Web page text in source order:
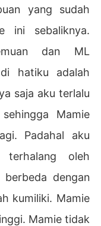
yang sudah
ini sebaliknya.
dan ML
hatiku adalah
saja aku terlalu
Mamie
Padahal aku
terhalang oleh
berbeda dengan
kumiliki. Mamie
Mamie tidak